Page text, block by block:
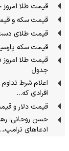
قیمت طلا امروز چهارشنبه ۱۴ مرداد ۱۴۰۵ /
قیمت سکه و قیمت طلا
قیمت طلای دست دوم
قیمت سکه پارسیان امروز
جدول
اعلام شرط
افرادی که…
قیمت دلار و قیمت یورو
حسن روحانی:
ادعاهای